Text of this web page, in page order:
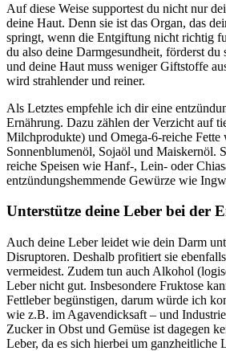
Auf diese Weise supportest du nicht nur
deine Haut. Denn sie ist das Organ, das
springt, wenn die Entgiftung nicht richtig
du also deine Darmgesundheit, förderst
und deine Haut muss weniger Giftstoffe
wird strahlender und reiner.
Als Letztes empfehle ich dir eine
Ernährung. Dazu zählen der Verzicht auf
Milchprodukte) und Omega-6-reiche Fette
Sonnenblumenöl, Sojaöl und Maiskernöl.
reiche Speisen wie Hanf-, Lein- oder
entzündungshemmende Gewürze wie
Unterstütze deine Leber bei der
Auch deine Leber leidet wie dein Darm
Disruptoren. Deshalb profitiert sie
vermeidest. Zudem tun auch Alkohol
Leber nicht gut. Insbesondere Fruktose
Fettleber begünstigen, darum würde ich
wie z.B. im Agavendicksaft – und
Zucker in Obst und Gemüse ist dagegen
Leber, da es sich hierbei um ganzheitliche